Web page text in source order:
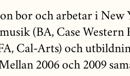
bor och arbetar i
(BA, Case
Cal-Arts) och
2006 och 2009